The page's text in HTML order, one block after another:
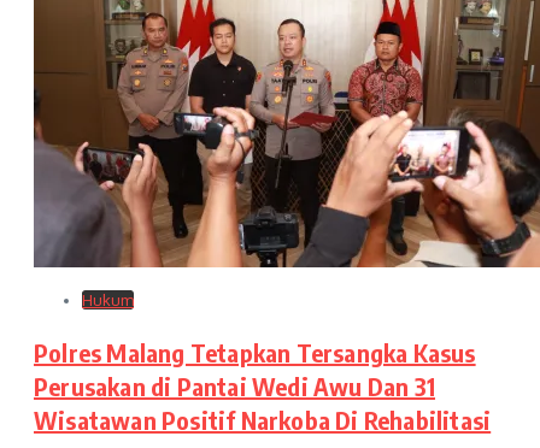
Hukum
Polres Malang Tetapkan Tersangka Kasus
Perusakan di Pantai Wedi Awu Dan 31
Wisatawan Positif Narkoba Di Rehabilitasi